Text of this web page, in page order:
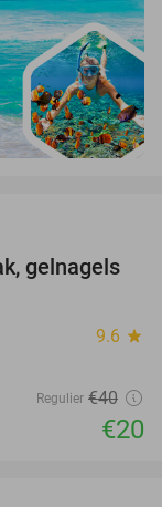
gelnagels
9.6 star
Regulier €40
€20